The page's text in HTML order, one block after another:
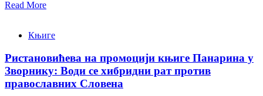
Read More
Књиге
Ристановићева на промоцији књиге Панарина у
Зворнику: Води се хибридни рат против
православних Словена